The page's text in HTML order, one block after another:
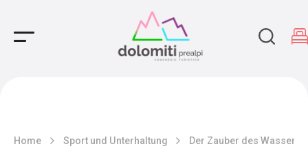
Main Navigation
Home Sport und Unterhaltung Der Zauber des Wassers